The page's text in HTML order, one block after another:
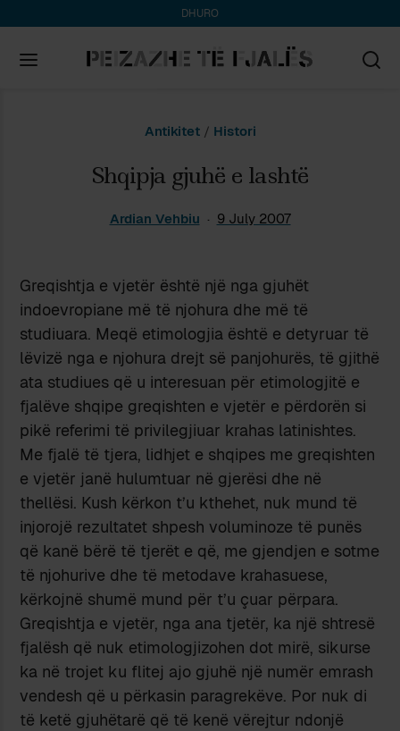
DHURO
Antikitet/ Histori
Shqipja gjuhë e lashtë
Ardian Vehbiu 9 July 2007
Greqishtja e vjetër është një nga gjuhët
indoevropiane më të njohura dhe më të
studiuara. Meqë etimologjia është e detyruar të
lëvizë nga e njohura drejt së panjohurës, të gjithë
ata studiues që u interesuan për etimologjitë e
fjalëve shqipe greqishten e vjetër e përdorën si
pikë referimi të privilegjiuar krahas latinishtes.
Me fjalë të tjera, lidhjet e shqipes me greqishten
e vjetër janë hulumtuar në gjerësi dhe në
thellësi. Kush kërkon t’u kthehet, nuk mund të
injorojë rezultatet shpesh voluminoze të punës
që kanë bërë të tjerët e që, me gjendjen e sotme
të njohurive dhe të metodave krahasuese,
kërkojnë shumë mund për t’u çuar përpara.
Greqishtja e vjetër, nga ana tjetër, ka një shtresë
fjalësh që nuk etimologjizohen dot mirë, sikurse
ka në trojet ku flitej ajo gjuhë një numër emrash
vendesh që u përkasin paragrekëve. Por nuk di
të ketë gjuhëtarë që të kenë vërejtur ndonjë